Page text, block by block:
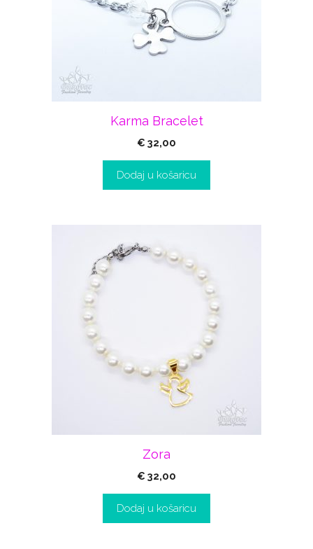
Karma Bracelet
€ 32,00
Dodaj u košaricu
Zora
€ 32,00
Dodaj u košaricu